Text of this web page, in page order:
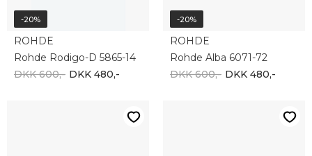
-20%
ROHDE
Rohde Rodigo-D 5865-14
DKK 600,- DKK 480,-
-20%
ROHDE
Rohde Alba 6071-72
DKK 600,- DKK 480,-